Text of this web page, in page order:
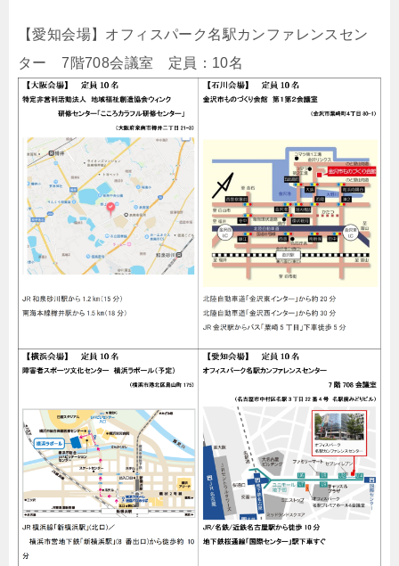
【愛知会場】オフィスパーク名駅カンファレンスセン
ター7 階708会議室 定員： 10名